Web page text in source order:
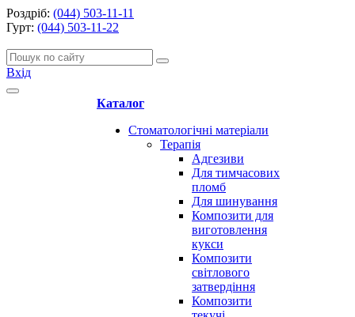
Роздріб: (044) 503-11-11
Гурт: (044) 503-11-22
Вхід
Каталог
Стоматологічні матеріали
Терапія
Адгезиви
Для тимчасових
пломб
Для шинування
Композити для
виготовлення
кукси
Композити
світлового
затвердіння
Композити